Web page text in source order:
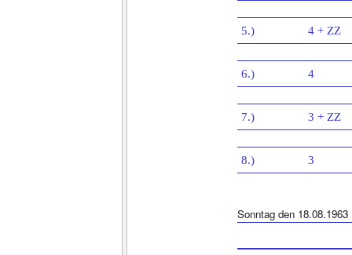
5.) 4 + ZZ
6.) 4
7.) 3 + ZZ
8.) 3
Sonntag den 18.08.1963